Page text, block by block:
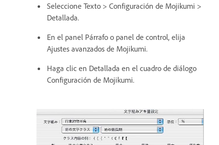
Seleccione Texto > Configuración de Mojikumi >
Detallada.
En el panel Párrafo o panel de control, elija
Ajustes avanzados de Mojikumi.
Haga clic en Detallada en el cuadro de diálogo
Configuración de Mojikumi.